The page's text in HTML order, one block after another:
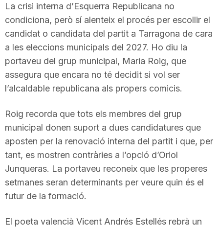
n
a
La crisi interna d’Esquerra Republicana no
condiciona, però sí alenteix el procés per escollir el
candidat o candidata del partit a Tarragona de cara
a les eleccions municipals del 2027. Ho diu la
portaveu del grup municipal, Maria Roig, que
assegura que encara no té decidit si vol ser
l’alcaldable republicana als propers comicis.
Roig recorda que tots els membres del grup
municipal donen suport a dues candidatures que
aposten per la renovació interna del partit i que, per
tant, es mostren contràries a l’opció d’Oriol
Junqueras. La portaveu reconeix que les properes
setmanes seran determinants per veure quin és el
futur de la formació.
El poeta valencià Vicent Andrés Estellés rebrà un